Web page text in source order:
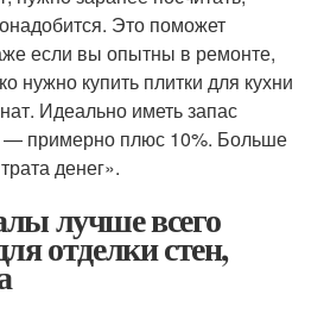
Это поможет
если вы опытны в ремонте,
нужно купить плитки для кухни
Идеально иметь запас
— примерно плюс 10%. Больше
денег».
лучше всего
отделки стен,